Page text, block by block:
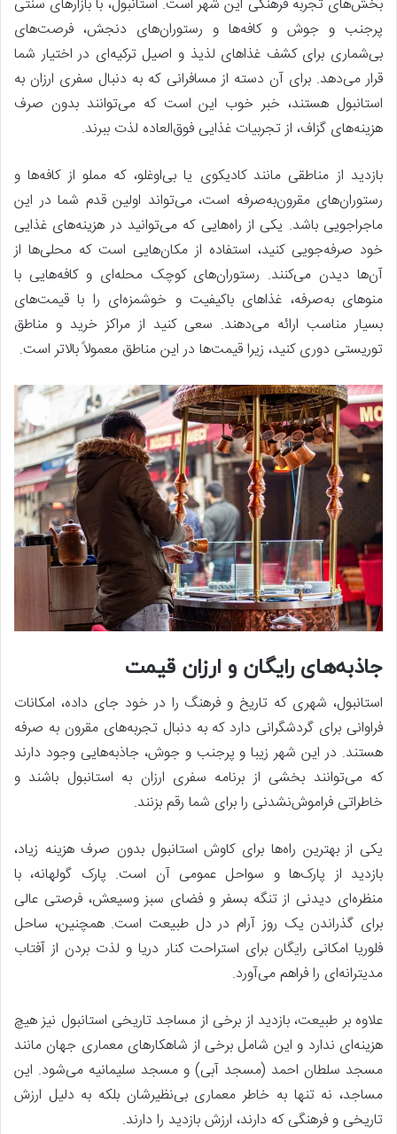
پرجنب و جوش و کافه‌ها و رستوران‌های دنجش، فرصت‌های
بی‌شماری برای کشف غذاهای لذیذ و اصیل ترکیه‌ای در اختیار شما
قرار می‌دهد. برای آن دسته از مسافرانی که به دنبال سفری ارزان به
استانبول هستند، خبر خوب این است که می‌توانند بدون صرف
هزینه‌های گزاف، از تجربیات غذایی فوق‌العاده لذت ببرند.
بازدید از مناطقی مانند کادیکوی یا بی‌اوغلو، که مملو از کافه‌ها و
رستوران‌های مقرون‌به‌صرفه است، می‌تواند اولین قدم شما در این
ماجراجویی باشد. یکی از راه‌هایی که می‌توانید در هزینه‌های غذایی
خود صرفه‌جویی کنید، استفاده از مکان‌هایی است که محلی‌ها از
آن‌ها دیدن می‌کنند. رستوران‌های کوچک محله‌ای و کافه‌هایی با
منوهای به‌صرفه، غذاهای باکیفیت و خوشمزه‌ای را با قیمت‌های
بسیار مناسب ارائه می‌دهند. سعی کنید از مراکز خرید و مناطق
توریستی دوری کنید، زیرا قیمت‌ها در این مناطق معمولاً بالاتر است.
جاذبه‌های رایگان و ارزان قیمت
استانبول، شهری که تاریخ و فرهنگ را در خود جای داده، امکانات
فراوانی برای گردشگرانی دارد که به دنبال تجربه‌های مقرون به صرفه
هستند. در این شهر زیبا و پرجنب و جوش، جاذبه‌هایی وجود دارند
که می‌توانند بخشی از برنامه سفری ارزان به استانبول باشند و
خاطراتی فراموش‌نشدنی را برای شما رقم بزنند.
یکی از بهترین راه‌ها برای کاوش استانبول بدون صرف هزینه زیاد،
بازدید از پارک‌ها و سواحل عمومی آن است. پارک گولهانه، با
منظره‌ای دیدنی از تنگه بسفر و فضای سبز وسیعش، فرصتی عالی
برای گذراندن یک روز آرام در دل طبیعت است. همچنین، ساحل
فلوریا امکانی رایگان برای استراحت کنار دریا و لذت بردن از آفتاب
مدیترانه‌ای را فراهم می‌آورد.
علاوه بر طبیعت، بازدید از برخی از مساجد تاریخی استانبول نیز هیچ
هزینه‌ای ندارد و این شامل برخی از شاهکارهای معماری جهان مانند
مسجد سلطان احمد (مسجد آبی) و مسجد سلیمانیه می‌شود. این
مساجد، نه تنها به خاطر معماری بی‌نظیرشان بلکه به دلیل ارزش
تاریخی و فرهنگی که دارند، ارزش بازدید را دارند.